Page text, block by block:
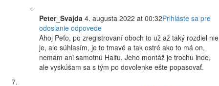
Peter_Svajda 4. augusta 2022 at 00:32Prihláste sa pre
odoslanie odpovede
Ahoj Peťo, po zregistrovaní oboch to už až taký rozdiel nie
je, ale súhlasím, je to tmavé a tak ostré ako to má on,
nemám ani samotnú Halfu. Jeho montáž je trochu inde,
ale vyskúšam sa s tým po dovolenke ešte popasovať.